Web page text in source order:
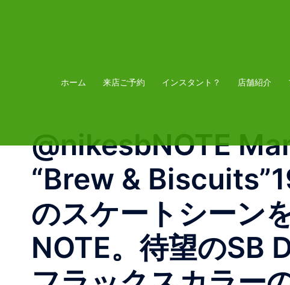
ホーム 来店ご予約 インスタント？ 店舗紹介
@nikesbNOTE
“Brew &
のスケートシーン
NOTE。待望のSB